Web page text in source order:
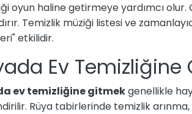
oyun haline getirmeye yardımcı
Temizlik müziği listesi ve
etkilidir.
Ev Temizliğine
ev temizliğine gitmekgenellikle
Rüya tabirlerinde temizlik